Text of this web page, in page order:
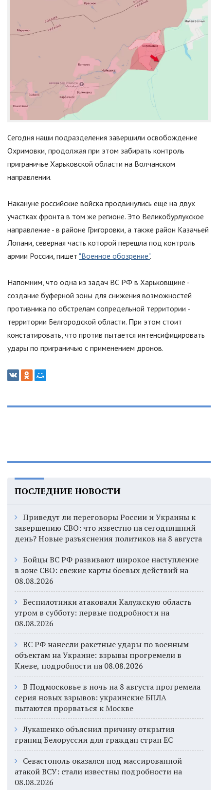
Сегодня наши подразделения завершили освобождение
Охримовки, продолжая при этом забирать контроль
приграничье Харьковской области на Волчанском
направлении.
Накануне российские войска продвинулись ещё на двух
участках фронта в том же регионе. Это Великобурлукское
направление - в районе Григоровки, а также район Казачьей
Лопани, северная часть которой перешла под контроль
армии России, пишет "Военное обозрение".
Напомним, что одна из задач ВС РФ в Харьковщине -
создание буферной зоны для снижения возможностей
противника по обстрелам сопредельной территории -
территории Белгородской области. При этом стоит
констатировать, что против пытается интенсифицировать
удары по приграничью с применением дронов.
ПОСЛЕДНИЕ НОВОСТИ
Приведут ли переговоры России и Украины к
завершению СВО: что известно на сегодняшний
день? Новые разъяснения политиков на 8 августа
Бойцы ВС РФ развивают широкое наступление
в зоне СВО: свежие карты боевых действий на
08.08.2026
Беспилотники атаковали Калужскую область
утром в субботу: первые подробности на
08.08.2026
ВС РФ нанесли ракетные удары по военным
объектам на Украине: взрывы прогремели в
Киеве, подробности на 08.08.2026
В Подмосковье в ночь на 8 августа прогремела
серия новых взрывов: украинские БПЛА
пытаются прорваться к Москве
Лукашенко объяснил причину открытия
границ Белоруссии для граждан стран ЕС
Севастополь оказался под массированной
атакой ВСУ: стали известны подробности на
08.08.2026